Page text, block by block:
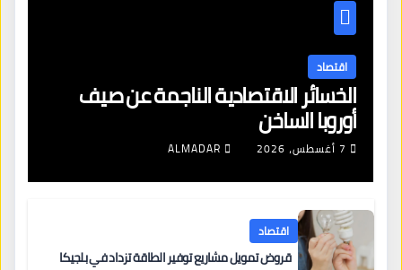
اقتصاد
الخسائر الاقتصادية الناجمة عن صيف
أوروبا الساخن
7 أغسطس، 2026 ALMADAR
اقتصاد
قروض تمويل مشاريع توفير الطاقة تزداد في بلجيكا